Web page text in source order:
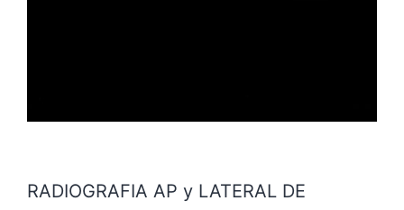
RADIOGRAFIA AP y LATERAL DE